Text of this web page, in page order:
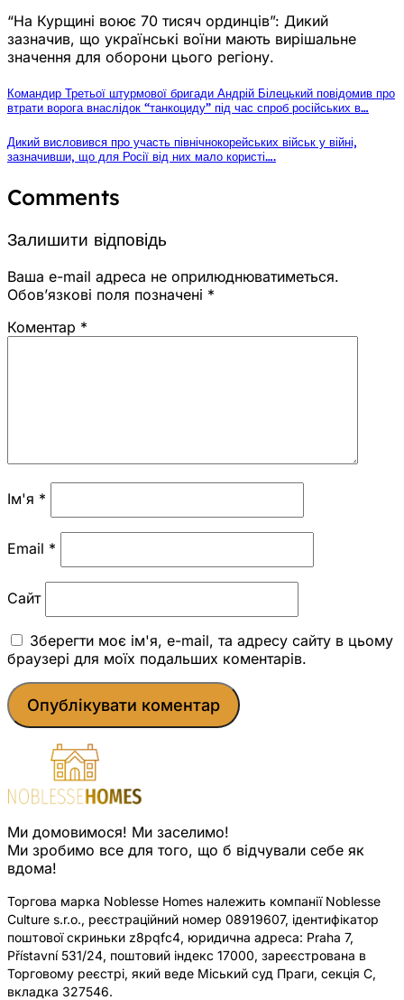
“На Курщині воює 70 тисяч ординців”: Дикий
зазначив, що українські воїни мають вирішальне
значення для оборони цього регіону.
Командир Третьої штурмової бригади Андрій Білецький повідомив про
втрати ворога внаслідок “танкоциду” під час спроб російських в…
Дикий висловився про участь північнокорейських військ у війні,
зазначивши, що для Росії від них мало користі….
Comments
Залишити відповідь
Ваша e-mail адреса не оприлюднюватиметься.
Обов’язкові поля позначені *
Коментар *
Ім'я *
Email *
Сайт
Зберегти моє ім'я, e-mail, та адресу сайту в цьому
браузері для моїх подальших коментарів.
Ми домовимося! Ми заселимо!
Ми зробимо все для того, що б відчували себе як
вдома!
Торгова марка Noblesse Homes належить компанії Noblesse
Culture s.r.o., реєстраційний номер 08919607, ідентифікатор
поштової скриньки z8pqfc4, юридична адреса: Praha 7,
Přístavní 531/24, поштовий індекс 17000, зареєстрована в
Торговому реєстрі, який веде Міський суд Праги, секція C,
вкладка 327546.